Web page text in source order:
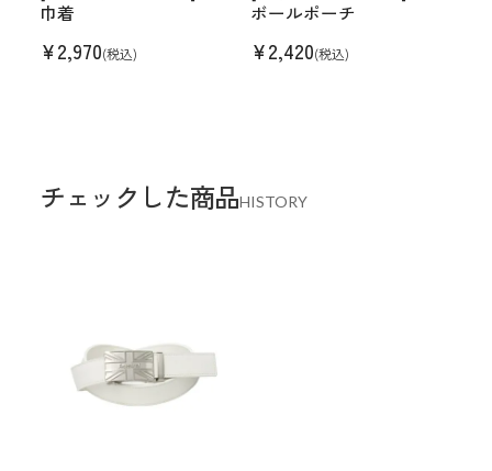
巾着
¥2,970(税込)
ボールポーチ
¥2,420(税込)
チェックした商品HISTORY